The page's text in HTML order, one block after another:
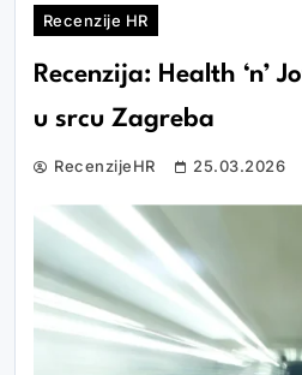
Recenzije HR
Recenzija: Health ‘n’
u srcu Zagreba
RecenzijeHR 25.03.2026